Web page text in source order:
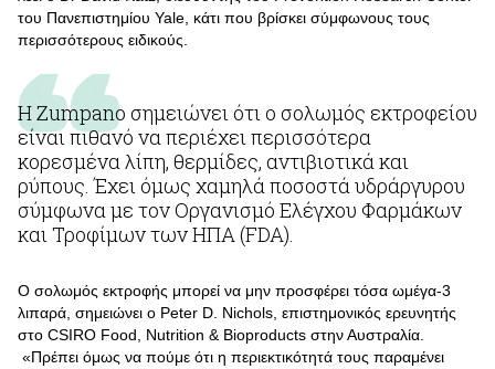
του Πανεπιστημίου Yale, κάτι που βρίσκει σύμφωνους τους
περισσότερους ειδικούς.
Η Zumpano σημειώνει ότι ο σολωμός εκτροφείου
είναι πιθανό να περιέχει περισσότερα
κορεσμένα λίπη, θερμίδες, αντιβιοτικά και
ρύπους. Έχει όμως χαμηλά ποσοστά υδράργυρου
σύμφωνα με τον Οργανισμό Ελέγχου Φαρμάκων
και Τροφίμων των ΗΠΑ (FDA).
O σολωμός εκτροφής μπορεί να μην προσφέρει τόσα ωμέγα-3
λιπαρά, σημειώνει ο Peter D. Nichols, επιστημονικός ερευνητής
στο CSIRO Food, Nutrition & Bioproducts στην Αυστραλία.
«Πρέπει όμως να πούμε ότι η περιεκτικότητά τους παραμένει